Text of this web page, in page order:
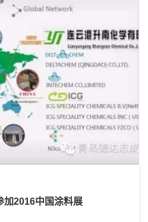
加2016中国涂料展